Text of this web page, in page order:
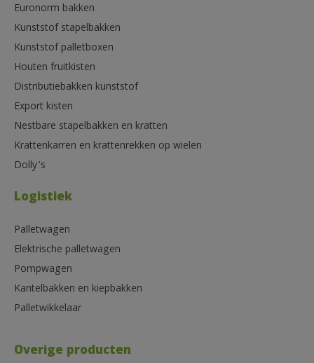
Euronorm bakken
Kunststof stapelbakken
Kunststof palletboxen
Houten fruitkisten
Distributiebakken kunststof
Export kisten
Nestbare stapelbakken en kratten
Krattenkarren en krattenrekken op wielen
Dolly’s
Logistiek
Palletwagen
Elektrische palletwagen
Pompwagen
Kantelbakken en kiepbakken
Palletwikkelaar
Overige producten